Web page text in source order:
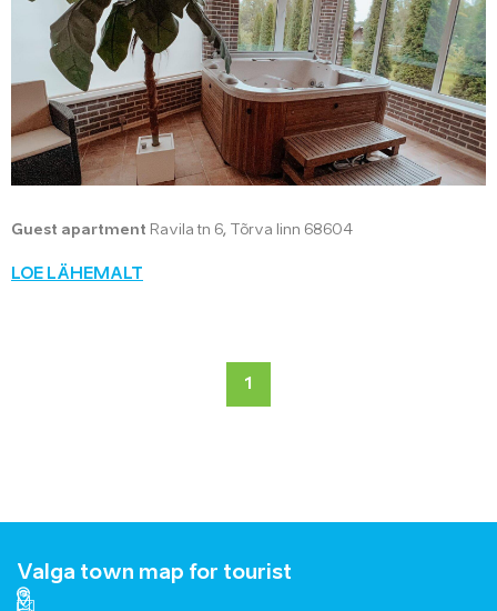
Guest apartment Ravila tn 6, Tõrva linn 68604
LOE LÄHEMALT
1
Valga town map for tourist